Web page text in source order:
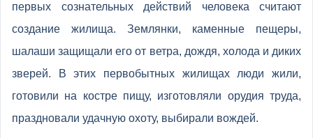
первых сознательных действий человека считают
создание жилища. Землянки, каменные пещеры,
шалаши защищали его от ветра, дождя, холода и диких
зверей. В этих первобытных жилищах люди жили,
готовили на костре пищу, изготовляли орудия труда,
праздновали удачную охоту, выбирали вождей.